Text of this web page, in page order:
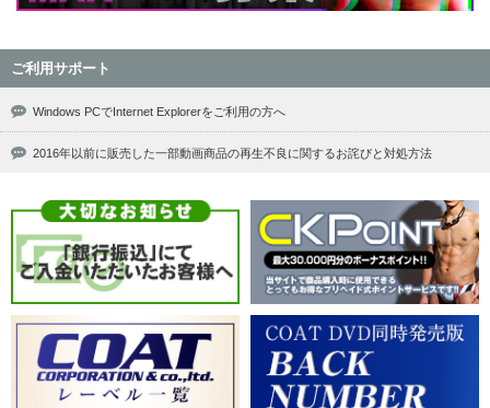
ご利用サポート
Windows PCでInternet Explorerをご利用の方へ
2016年以前に販売した一部動画商品の再生不良に関するお詫びと対処方法